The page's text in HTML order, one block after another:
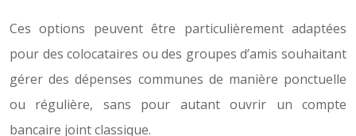
Ces options peuvent être particulièrement adaptées
pour des colocataires ou des groupes d’amis souhaitant
gérer des dépenses communes de manière ponctuelle
ou régulière, sans pour autant ouvrir un compte
bancaire joint classique.